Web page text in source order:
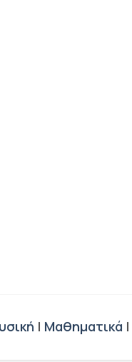
| Μαθηματικά |